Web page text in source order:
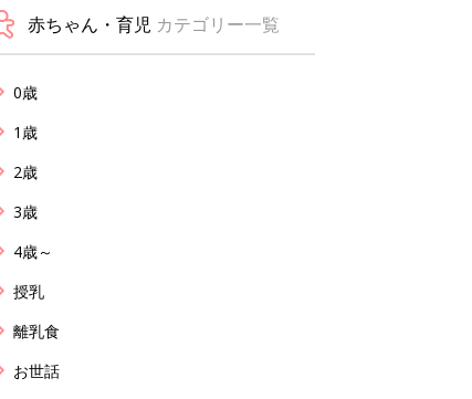
赤ちゃん・育児 カテゴリー一覧
0歳
1歳
2歳
3歳
4歳～
授乳
離乳食
お世話